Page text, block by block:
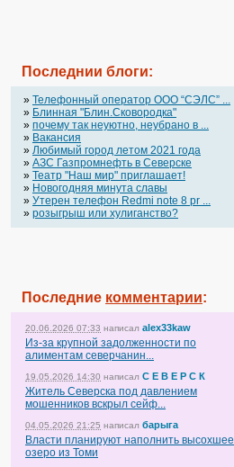
Последнии блоги:
» Телефонный оператор OOO “СЭЛС” ...
» Блинная "Блин.Сковородка"
» почему так неуютно, неубрано в ...
» Вакансия
» Любимый город летом 2021 года
» АЗС Газпромнефть в Северске
» Театр "Наш мир" приглашает!
» Новогодняя минута славы
» Утерен телефон Redmi note 8 pr ...
» розыгрыш или хулиганство?
Последние комментарии:
20.06.2026 07:33 написал alex33kaw
Из-за крупной задолженности по
алиментам северчанин...
19.05.2026 14:30 написал С Е В Е Р С К
Житель Северска под давлением
мошенников вскрыл сейф...
04.05.2026 21:25 написал барыга
Власти планируют наполнить высохшее
озеро из Томи